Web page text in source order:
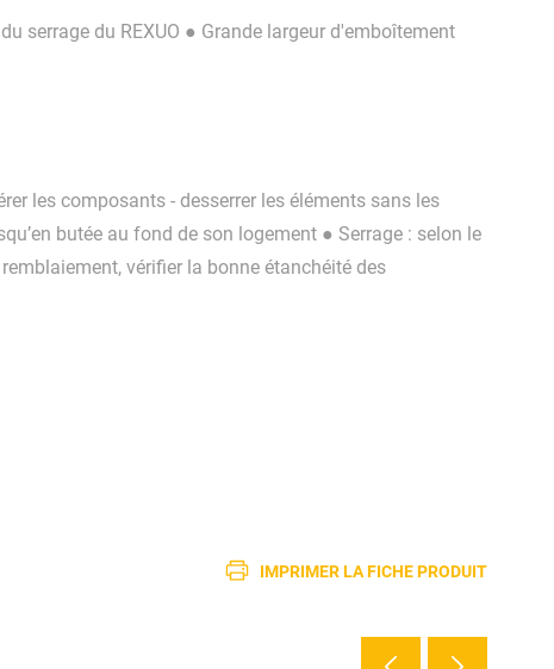
serrage du REXUO ● Grande largeur d'emboîtement
les composants - desserrer les éléments sans les
butée au fond de son logement ● Serrage : selon le
vérifier la bonne étanchéité des
IMPRIMER LA FICHE PRODUIT